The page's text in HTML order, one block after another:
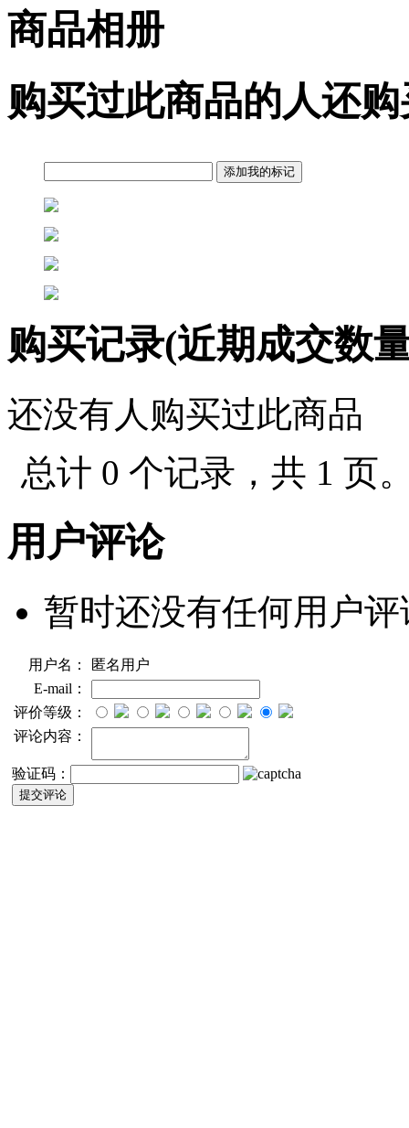
商品相册
购买过此商品的人还
购买记录(近期成交数
还没有人购买过此商品
总计 0 个记录，共 1 页
用户评论
暂时还没有任何用户评
用户名：
匿名用户
E-mail：
评价等级：
评论内容：
验证码：